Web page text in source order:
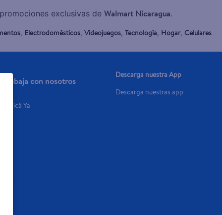
exclusivas de Walmart Nicaragua.
, Electrodomésticos, Videojuegos, Tecnología, Hogar, Celulares
Trabaja con nosotros
Aplicá Ya
Descarga nuestra App
Descarga nuestras app